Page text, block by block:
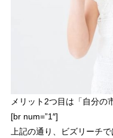
メリット2つ目は「 自分の
[br num=”1″]
上記の通り、ビズリーチ